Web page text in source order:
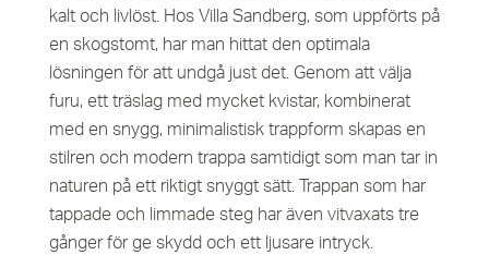
kalt och livlöst. Hos Villa Sandberg, som uppförts på
en skogstomt, har man hittat den optimala
lösningen för att undgå just det. Genom att välja
furu, ett träslag med mycket kvistar, kombinerat
med en snygg, minimalistisk trappform skapas en
stilren och modern trappa samtidigt som man tar in
naturen på ett riktigt snyggt sätt. Trappan som har
tappade och limmade steg har även vitvaxats tre
gånger för ge skydd och ett ljusare intryck.